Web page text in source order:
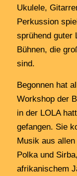
Ukulele,
Perkussion
sprühend guter
Bühnen, die
sind.
Begonnen hat
Workshop der
in der LOLA
gefangen. Sie
Musik aus
Polka und
afrikanischem